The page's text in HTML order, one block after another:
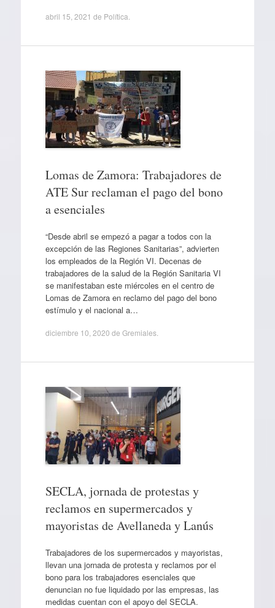
abril 15, 2021 de Política
Lomas de Zamora: Trabajadores de
ATE Sur reclaman el pago del bono
a esenciales
“Desde abril se empezó a pagar a todos con la
excepción de las Regiones Sanitarias”, advierten
los empleados de la Región VI. Decenas de
trabajadores de la salud de la Región Sanitaria VI
se manifestaban este miércoles en el centro de
Lomas de Zamora en reclamo del pago del bono
estímulo y el nacional a…
diciembre 10, 2020 de Gremiales.
SECLA, jornada de protestas y
reclamos en supermercados y
mayoristas de Avellaneda y Lanús
Trabajadores de los supermercados y mayoristas,
llevan una jornada de protesta y reclamos por el
bono para los trabajadores esenciales que
denuncian no fue liquidado por las empresas, las
medidas cuentan con el apoyo del SECLA.